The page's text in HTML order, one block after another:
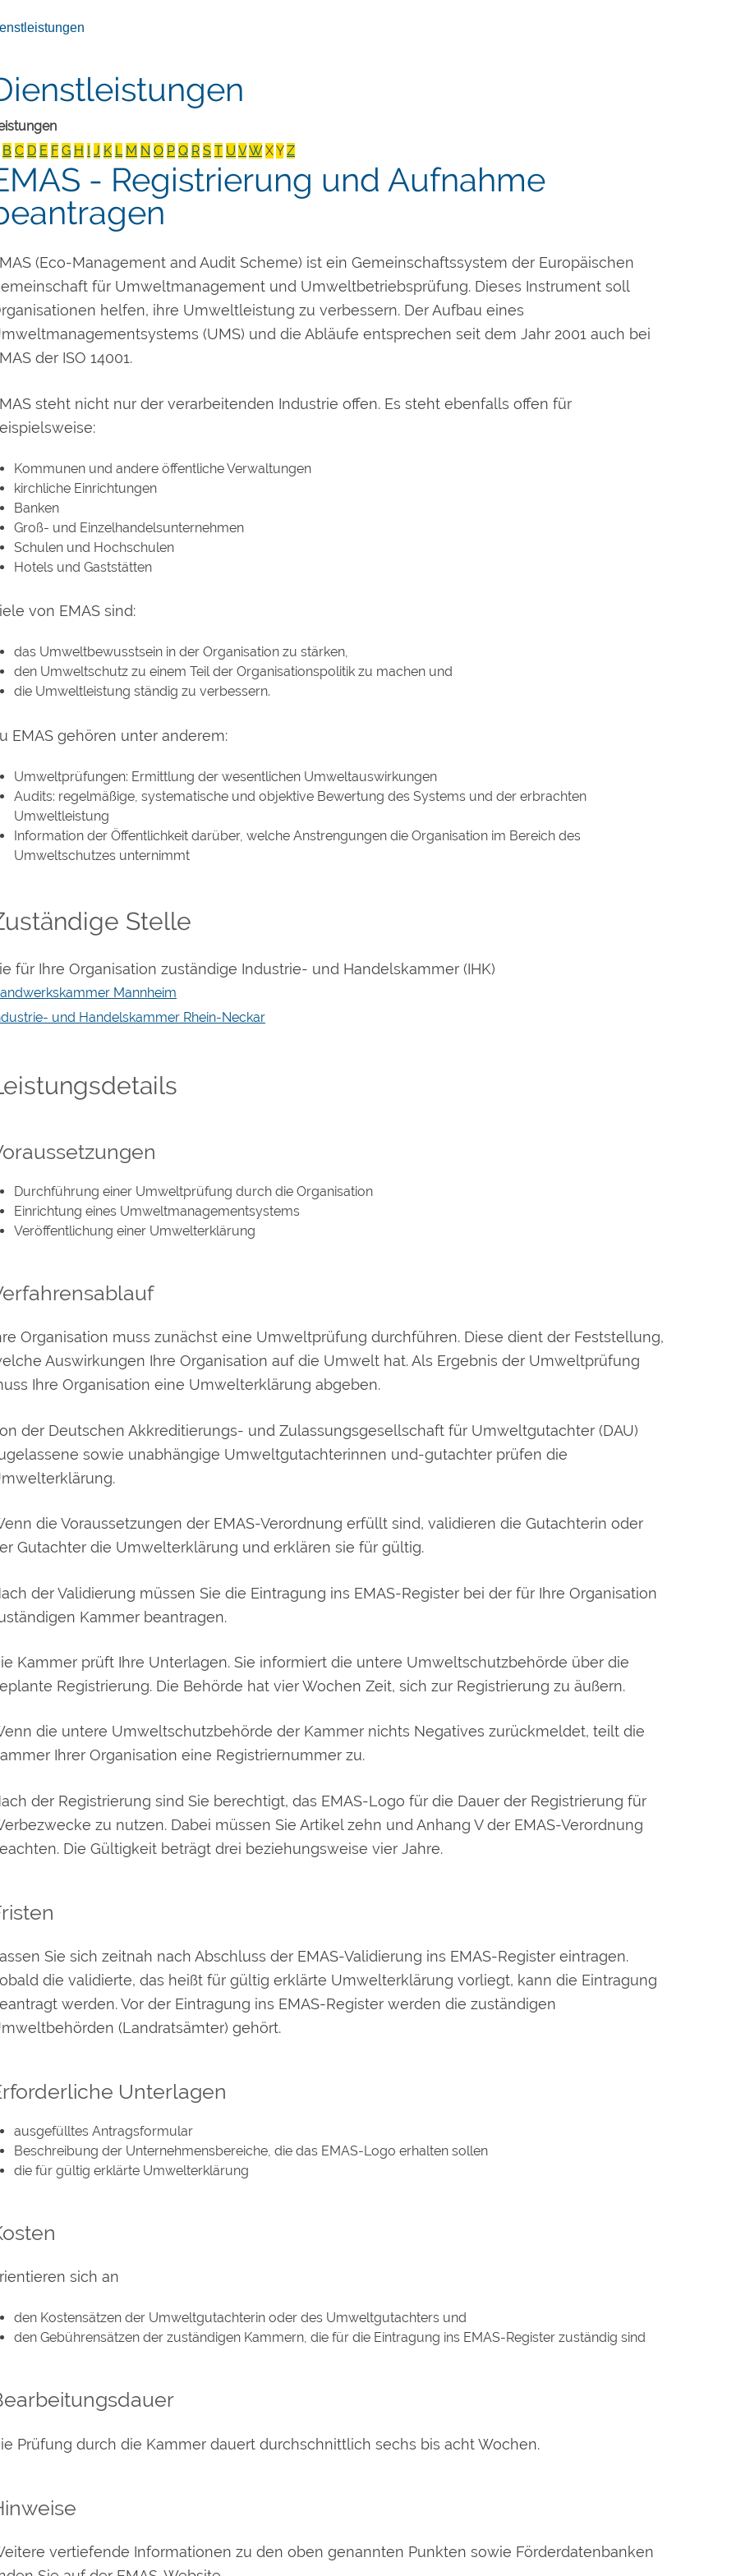
B C D E F G H I J K L M N O P Q R S T U VW XY Z
- Registrierung und Aufnahme
(Eco-Management and Audit Scheme) ist ein Gemeinschaftssystem der Europäischen
für Umweltmanagement und Umweltbetriebsprüfung. Dieses Instrument soll
helfen, ihre Umweltleistung zu verbessern. Der Aufbau eines
(UMS) und die Abläufe entsprechen seit dem Jahr 2001 auch bei
der ISO 14001.
steht nicht nur der verarbeitenden Industrie offen. Es steht ebenfalls offen für
Kommunen und andere öffentliche Verwaltungen
kirchliche Einrichtungen
Banken
Groß- und Einzelhandelsunternehmen
Schulen und Hochschulen
Hotels und Gaststätten
von EMAS sind:
das Umweltbewusstsein in der Organisation zu stärken,
den Umweltschutz zu einem Teil der Organisationspolitik zu machen und
die Umweltleistung ständig zu verbessern.
EMAS gehören unter anderem:
Umweltprüfungen: Ermittlung der wesentlichen Umweltauswirkungen
Audits: regelmäßige, systematische und objektive Bewertung des Systems und der erbrachten
Umweltleistung
Information der Öffentlichkeit darüber, welche Anstrengungen die Organisation im Bereich des
Umweltschutzes unternimmt
Stelle
für Ihre Organisation zuständige Industrie- und Handelskammer (IHK)
Mannheim
und Handelskammer Rhein-Neckar
Durchführung einer Umweltprüfung durch die Organisation
Einrichtung eines Umweltmanagementsystems
Veröffentlichung einer Umwelterklärung
Organisation muss zunächst eine Umweltprüfung durchführen. Diese dient der Feststellung,
Auswirkungen Ihre Organisation auf die Umwelt hat. Als Ergebnis der Umweltprüfung
Ihre Organisation eine Umwelterklärung abgeben.
der Deutschen Akkreditierungs- und Zulassungsgesellschaft für Umweltgutachter (DAU)
sowie unabhängige Umweltgutachterinnen und-gutachter prüfen die
die Voraussetzungen der EMAS-Verordnung erfüllt sind, validieren die Gutachterin oder
Gutachter die Umwelterklärung und erklären sie für gültig.
der Validierung müssen Sie die Eintragung ins EMAS-Register bei der für Ihre Organisation
Kammer beantragen.
Kammer prüft Ihre Unterlagen. Sie informiert die untere Umweltschutzbehörde über die
Registrierung. Die Behörde hat vier Wochen Zeit, sich zur Registrierung zu äußern.
die untere Umweltschutzbehörde der Kammer nichts Negatives zurückmeldet, teilt die
Ihrer Organisation eine Registriernummer zu.
der Registrierung sind Sie berechtigt, das EMAS-Logo für die Dauer der Registrierung für
zu nutzen. Dabei müssen Sie Artikel zehn und Anhang V der EMAS-Verordnung
Die Gültigkeit beträgt drei beziehungsweise vier Jahre.
Sie sich zeitnah nach Abschluss der EMAS-Validierung ins EMAS-Register eintragen.
die validierte, das heißt für gültig erklärte Umwelterklärung vorliegt, kann die Eintragung
werden. Vor der Eintragung ins EMAS-Register werden die zuständigen
(Landratsämter) gehört.
Unterlagen
ausgefülltes Antragsformular
Beschreibung der Unternehmensbereiche, die das EMAS-Logo erhalten sollen
die für gültig erklärte Umwelterklärung
sich an
den Kostensätzen der Umweltgutachterin oder des Umweltgutachters und
den Gebührensätzen der zuständigen Kammern, die für die Eintragung ins EMAS-Register zuständig sind
Prüfung durch die Kammer dauert durchschnittlich sechs bis acht Wochen.
vertiefende Informationen zu den oben genannten Punkten sowie Förderdatenbanken